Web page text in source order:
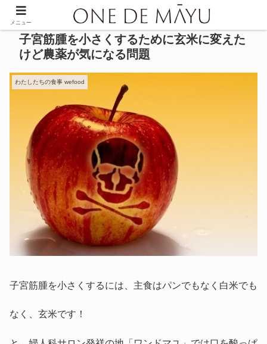
子宮筋腫を小さくするために玄米に変えた
けど農薬が気になる問題
わたしたちの食事 wefood
子宮筋腫を小さくするには、主食はパンでもなく白米でも
なく、玄米です！
メニュー